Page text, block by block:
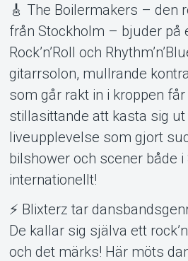
Om
🎸 The Boilermakers – den
från Stockholm – bjuder på
Rock’n’Roll och
gitarrsolon, mullrande
som går rakt in i kroppen
stillasittande att kasta sig ut
liveupplevelse som gjort
bilshower och scener både i
internationellt!
⚡ Blixterz tar
De kallar sig själva ett
och det märks! Här möts